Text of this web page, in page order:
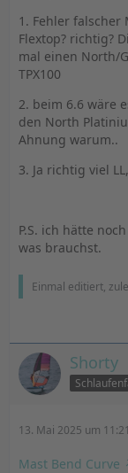
1. Fehler falscher
Flextop? richtig?
mal einen North/
TPX100
2. beim 6.6 wäre
den North
Ahnung warum..
3. Ja richtig viel
P.S. ich hätte
was brauchst.
Einmal editiert,
Shorty
13. Mai 2025 um 11:21
Mast Bend Curve